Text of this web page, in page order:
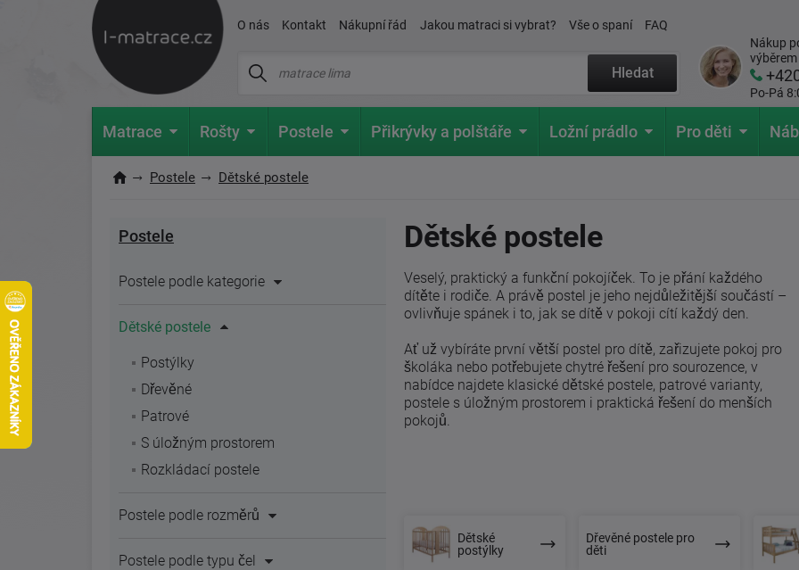
O nás Kontakt Nákupní řád Jakou matraci si vybrat? Vše o spaní FAQ
Hledat
Nákup
výběrem
Po-Pá
Matrace Rošty Postele Přikrývky a polštáře Ložní prádlo Pro děti
Postele Dětské postele
Postele
Postele podle kategorie
Dětské postele
Postýlky
Dřevěné
Patrové
S úložným prostorem
Rozkládací postele
Postele podle rozměrů
Postele podle typu čel
Dětské postele
Veselý, praktický a funkční pokojíček. To je přání každého
dítěte i rodiče. A právě postel je jeho nejdůležitější součástí –
ovlivňuje spánek i to, jak se dítě v pokoji cítí každý den.
Ať už vybíráte první větší postel pro dítě, zařizujete pokoj pro
školáka nebo potřebujete chytré řešení pro sourozence, v
nabídce najdete klasické dětské postele, patrové varianty,
postele s úložným prostorem i praktická řešení do menších
pokojů.
Dětské
postýlky
Dřevěné postele pro
děti